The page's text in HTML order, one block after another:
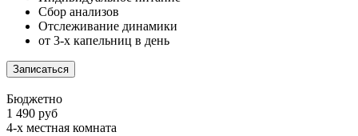
Сбор анализов
Отслеживание динамики
от 3-х капельниц в день
Записаться
Бюджетно
1 490 руб
4-х местная комната